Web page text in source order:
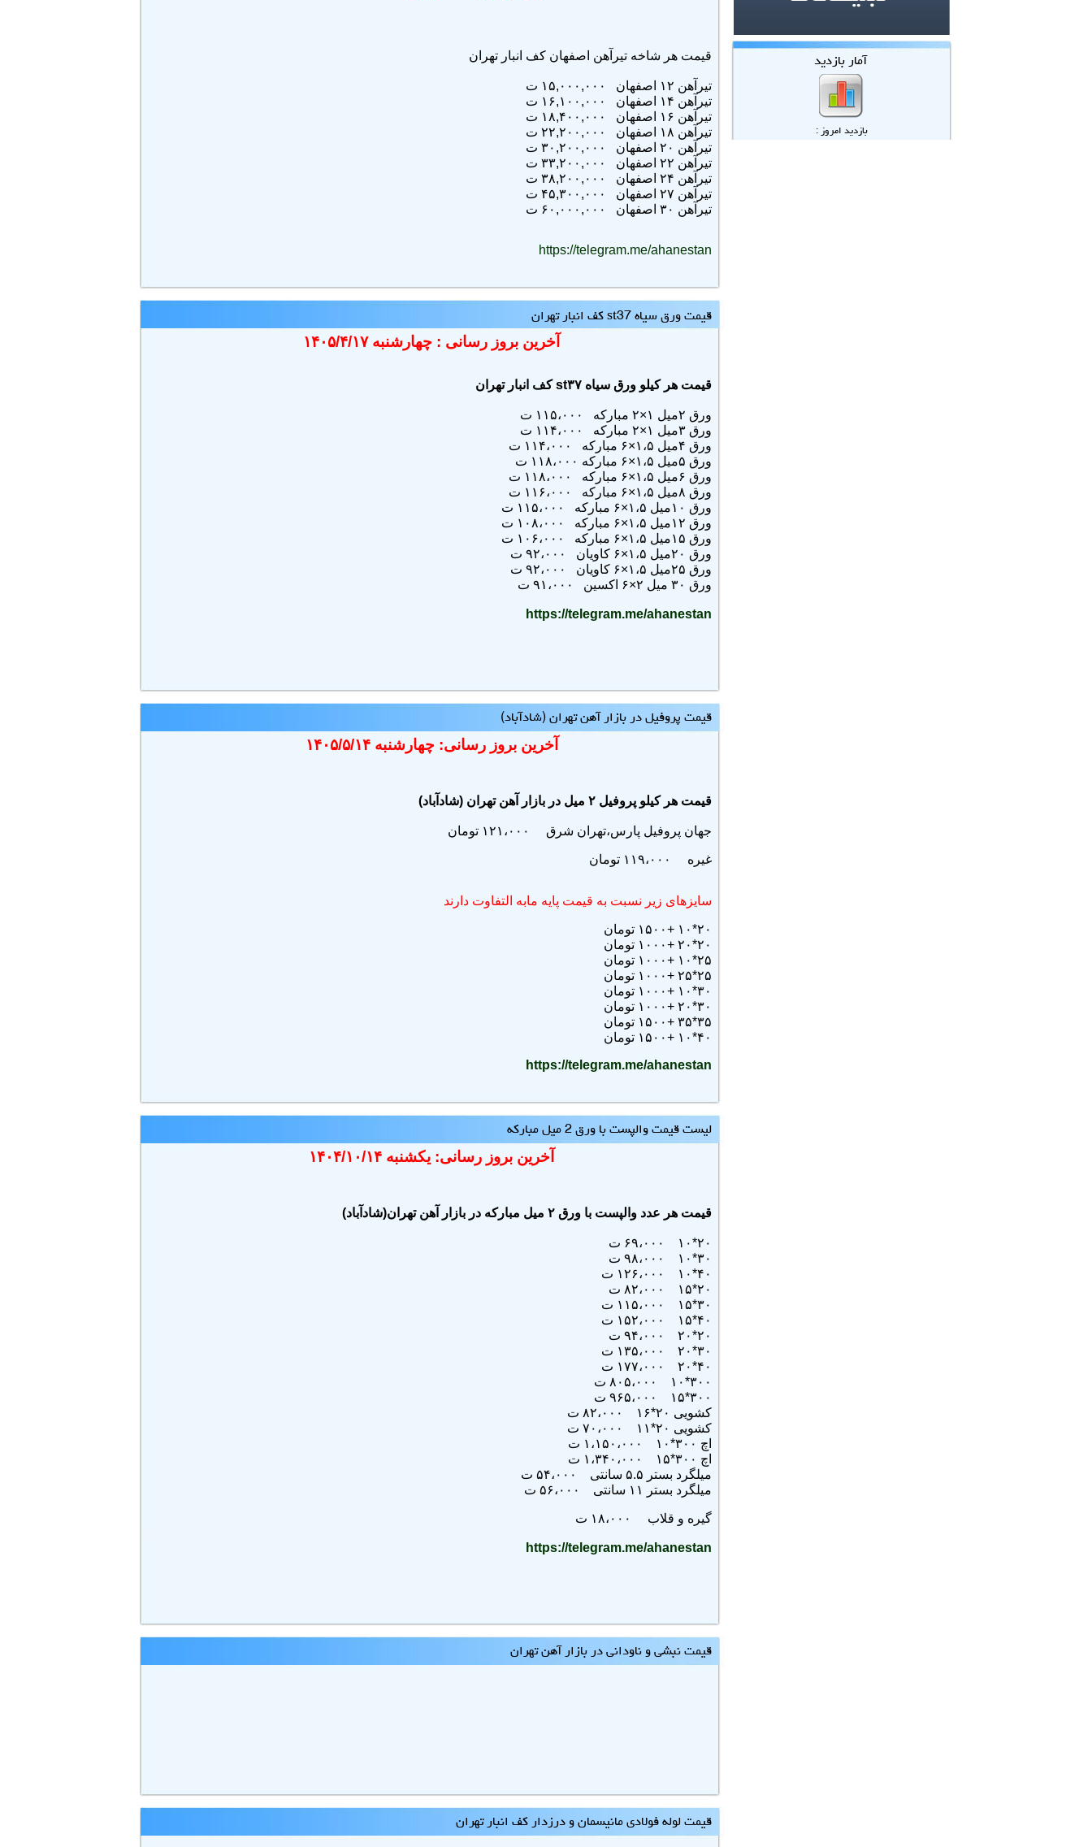
قيمت هر شاخه تيرآهن اصفهان کف انبار تهران
تيرآهن ۱۲ اصفهان
تيرآهن ۱۴
اصفهان
تيرآهن ۱۶
اصفهان
تيرآهن ۱۸
اصفهان
تيرآهن ۲۰
اصفهان
تيرآهن ۲۲
اصفهان
تيرآهن ۲۴
اصفهان
تيرآهن ۲۷
اصفهان
تيرآهن ۳۰
اصفهان
https://telegram.me/ahanestan
قیمت ورق سیاه st37 کف انبار تهران
آخرین بروز رسانی : چهارشنبه ۱۴۰۵/۴/۱۷
قیمت هر کیلو ورق سیاه st۳۷ کف انبار تهران
ورق ۲میل ۱×۲ مبارکه ۱۱۵،۰۰۰ ت
ورق ۳میل ۱×۲ مبارکه ۱۱۴،۰۰۰ ت
ورق ۴میل ۱،۵×۶ مبارکه ۱۱۴،۰۰۰ ت
ورق ۵میل ۱،۵×۶ مبارکه ۱۱۸،۰۰۰ ت
ورق ۶میل ۱،۵×۶ مبارکه ۱۱۸،۰۰۰ ت
ورق ۸میل ۱،۵×۶ مبارکه ۱۱۶،۰۰۰ ت
ورق ۱۰میل ۱،۵×۶ مبارکه ۱۱۵،۰۰۰ ت
ورق ۱۲میل ۱،۵×۶ مبارکه ۱۰۸،۰۰۰ ت
ورق ۱۵میل ۱،۵×۶ مبارکه ۱۰۶،۰۰۰ ت
ورق ۲۰میل ۱،۵×۶ کاویان ۹۲،۰۰۰ ت
ورق ۲۵میل ۱،۵×۶ کاویان ۹۲،۰۰۰ ت
ورق ۳۰ میل ۲×۶ اکسین ۹۱،۰۰۰ ت
https://telegram.me/ahanestan
قیمت پروفیل در بازار آهن تهران (شادآباد)
آخرین بروز رسانی: چهارشنبه ۱۴۰۵/۵/۱۴
قيمت هر کيلو پروفيل ۲ ميل در بازار آهن تهران (شادآباد)
جهان پروفیل پارس،تهران شرق ۱۲۱،۰۰۰ تومان
غیره ۱۱۹،۰۰۰ تومان
سایزهای زیر نسبت به قیمت پایه مابه التفاوت دارند
۲۰*۱۰ +۱۵۰۰ تومان
۲۰*۲۰ +۱۰۰۰
تومان
۲۵*۱۰ +۱۰۰۰
تومان
۲۵*۲۵ +۱۰۰۰
تومان
۳۰*۱۰ +۱۰۰۰
تومان
۳۰*۲۰ +۱۰۰۰
تومان
۳۵*۳۵ +۱۵۰۰
تومان
۴۰*۱۰ +۱۵۰۰
تومان
https://telegram.me/ahanestan
لیست قیمت والپست با ورق 2 میل مبارکه
آخرین بروز رسانی: یکشنبه ۱۴۰۴/۱۰/۱۴
قیمت هر عدد والپست با ورق ۲ میل مبارکه در بازار آهن تهران(شادآباد)
۲۰*۱۰ ۶۹،۰۰۰ ت
۳۰*۱۰ ۹۸،۰۰۰ ت
۴۰*۱۰ ۱۲۶،۰۰۰ ت
۲۰*۱۵ ۸۲،۰۰۰ ت
۳۰*۱۵ ۱۱۵،۰۰۰ ت
۴۰*۱۵ ۱۵۲،۰۰۰ ت
۲۰*۲۰ ۹۴،۰۰۰ ت
۳۰*۲۰ ۱۳۵،۰۰۰ ت
۴۰*۲۰ ۱۷۷،۰۰۰ ت
۳۰۰*۱۰ ۸۰۵،۰۰۰ ت
۳۰۰*۱۵ ۹۶۵،۰۰۰ ت
کشویی ۲۰*۱۶ ۸۲،۰۰۰ ت
کشویی ۲۰*۱۱ ۷۰،۰۰۰ ت
اچ ۳۰۰*۱۰ ۱،۱۵۰،۰۰۰ ت
اچ ۳۰۰*۱۵ ۱،۳۴۰،۰۰۰ ت
میلگرد بستر ۵.۵ سانتی ۵۴،۰۰۰ ت
میلگرد بستر ۱۱ سانتی ۵۶،۰۰۰ ت
گیره و قلاب ۱۸،۰۰۰ ت
https://telegram.me/ahanestan
قیمت نبشی و ناودانی در بازار آهن تهران
قیمت لوله فولادی مانیسمان و درزدار کف انبار تهران
آمار بازدید
بازدید امروز :